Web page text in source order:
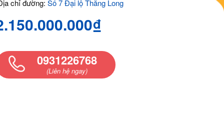
chỉ đường: Số 7 Đại lộ Thăng Long
0931226768
(Liên hệ ngay)